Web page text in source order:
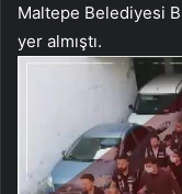
Maltepe Belediyesi
yer almıştı.